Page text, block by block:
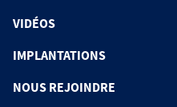
VIDÉOS
IMPLANTATIONS
NOUS REJOINDRE